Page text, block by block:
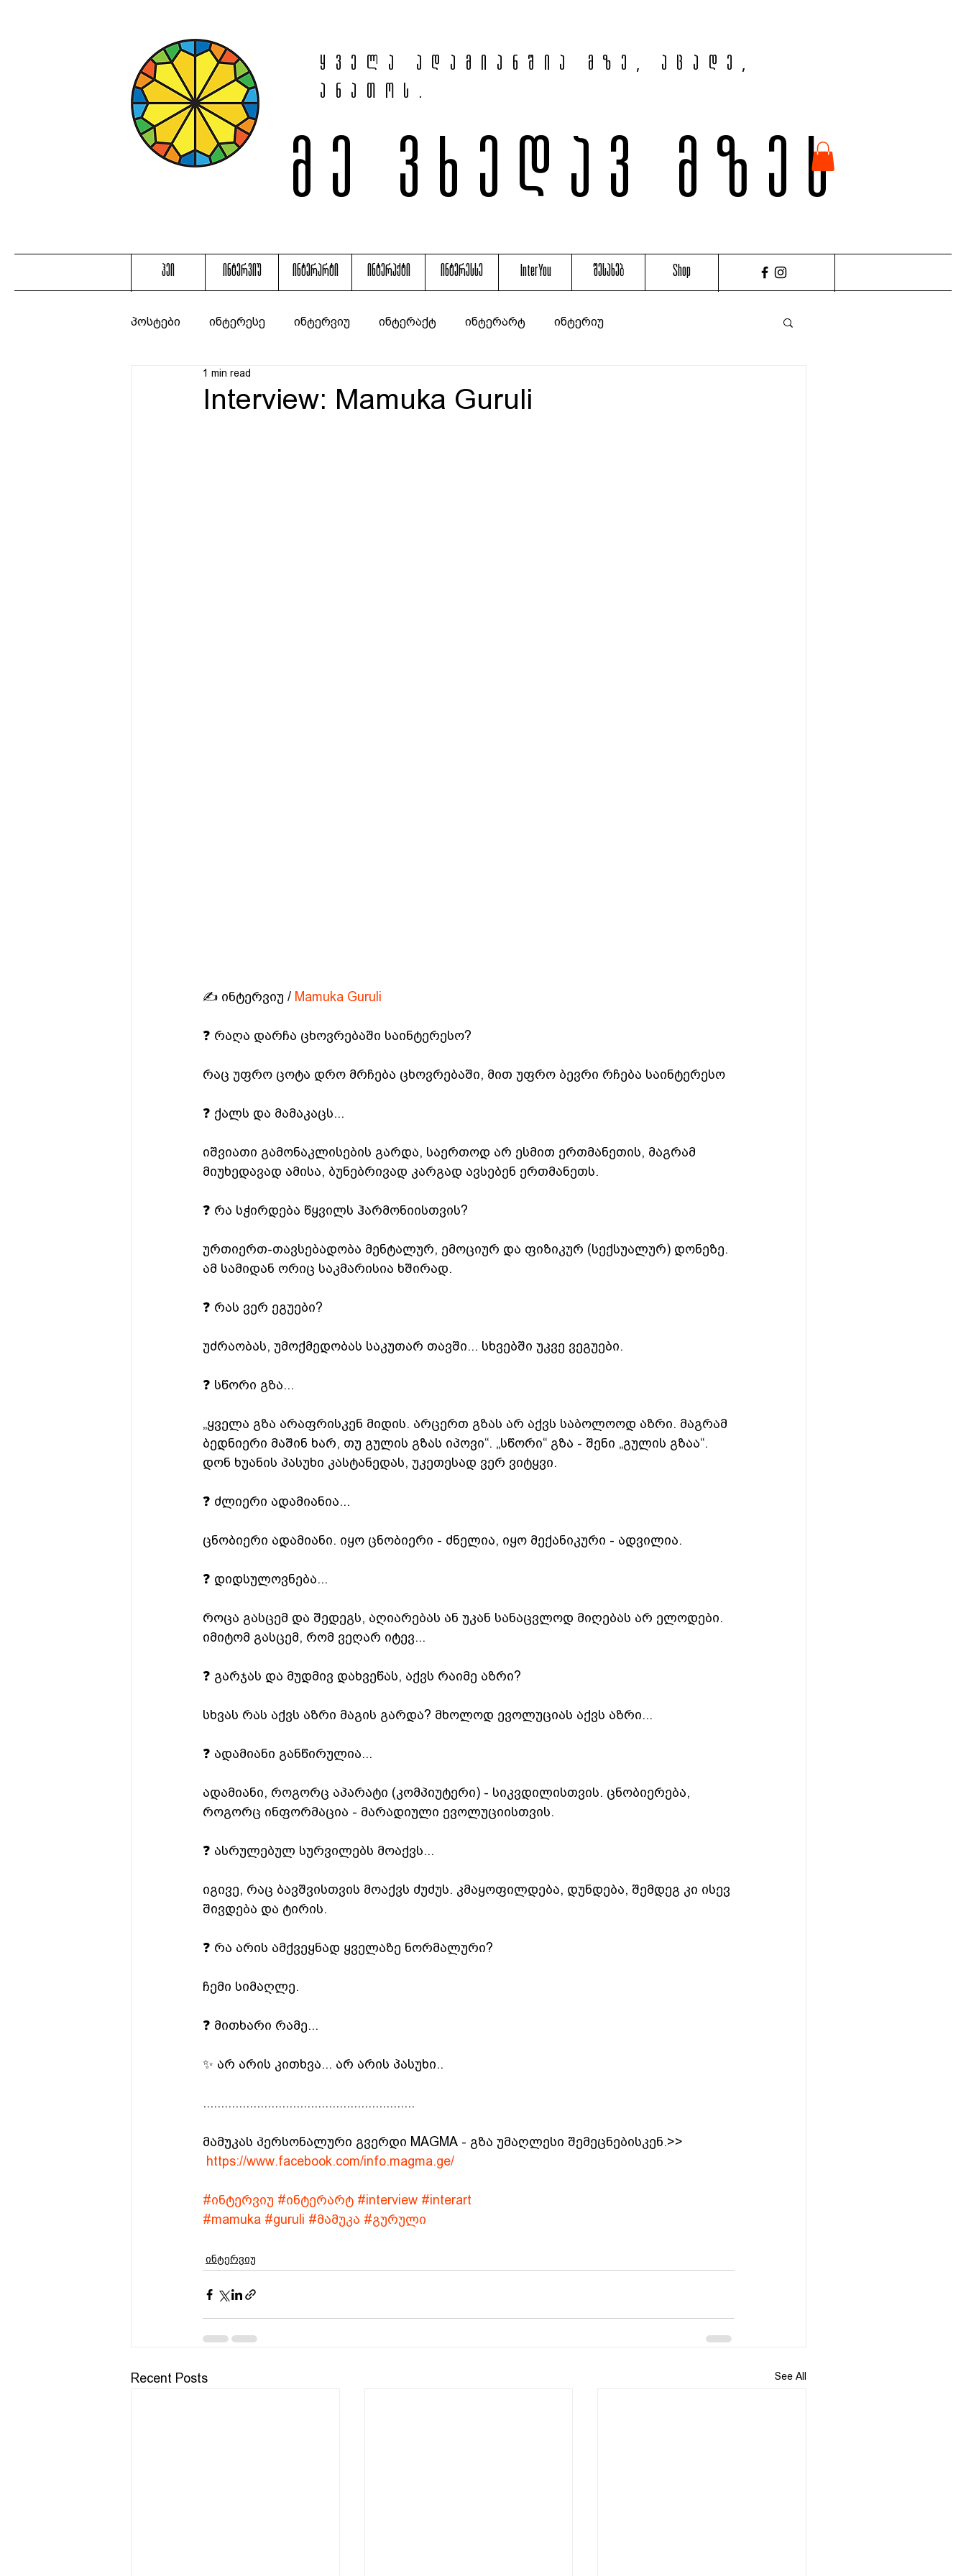
ყველა ადამიანშია მზე, აცადე,
ანათოს.
მე ვხედავ მზეს
ჰეი ინტერვიუ ინტერარტი ინტერაქტი ინტერესსე InterYou შესახებ Shop
პოსტები ინტერესე ინტერვიუ ინტერაქტ ინტერარტ ინტერიუ
Interview: Mamuka Guruli
1 min read
✍️ ინტერვიუ / Mamuka Guruli
❓ რაღა დარჩა ცხოვრებაში საინტერესო?
რაც უფრო ცოტა დრო მრჩება ცხოვრებაში, მით უფრო ბევრი რჩება საინტერესო
❓ ქალს და მამაკაცს...
იშვიათი გამონაკლისების გარდა, საერთოდ არ ესმით ერთმანეთის, მაგრამ
მიუხედავად ამისა, ბუნებრივად კარგად ავსებენ ერთმანეთს.
❓ რა სჭირდება წყვილს ჰარმონიისთვის?
ურთიერთ-თავსებადობა მენტალურ, ემოციურ და ფიზიკურ (სექსუალურ) დონეზე.
ამ სამიდან ორიც საკმარისია ხშირად.
❓ რას ვერ ეგუები?
უძრაობას, უმოქმედობას საკუთარ თავში... სხვებში უკვე ვეგუები.
❓ სწორი გზა...
„ყველა გზა არაფრისკენ მიდის. არცერთ გზას არ აქვს საბოლოოდ აზრი. მაგრამ
ბედნიერი მაშინ ხარ, თუ გულის გზას იპოვი“. „სწორი“ გზა - შენი „გულის გზაა“.
დონ ხუანის პასუხი კასტანედას, უკეთესად ვერ ვიტყვი.
❓ ძლიერი ადამიანია...
ცნობიერი ადამიანი. იყო ცნობიერი - ძნელია, იყო მექანიკური - ადვილია.
❓ დიდსულოვნება...
როცა გასცემ და შედეგს, აღიარებას ან უკან სანაცვლოდ მიღებას არ ელოდები.
იმიტომ გასცემ, რომ ვეღარ იტევ...
❓ გარჯას და მუდმივ დახვეწას, აქვს რაიმე აზრი?
სხვას რას აქვს აზრი მაგის გარდა? მხოლოდ ევოლუციას აქვს აზრი...
❓ ადამიანი განწირულია...
ადამიანი, როგორც აპარატი (კომპიუტერი) - სიკვდილისთვის. ცნობიერება,
როგორც ინფორმაცია - მარადიული ევოლუციისთვის.
❓ ასრულებულ სურვილებს მოაქვს...
იგივე, რაც ბავშვისთვის მოაქვს ძუძუს. კმაყოფილდება, დუნდება, შემდეგ კი ისევ
შივდება და ტირის.
❓ რა არის ამქვეყნად ყველაზე ნორმალური?
ჩემი სიმაღლე.
❓ მითხარი რამე...
✨ არ არის კითხვა... არ არის პასუხი..
...........................................................
მამუკას პერსონალური გვერდი MAGMA - გზა უმაღლესი შემეცნებისკენ.>>
https://www.facebook.com/info.magma.ge/
#ინტერვიუ #ინტერარტ #interview #interart
#mamuka #guruli #მამუკა #გურული
ინტერვიუ
Recent Posts See All